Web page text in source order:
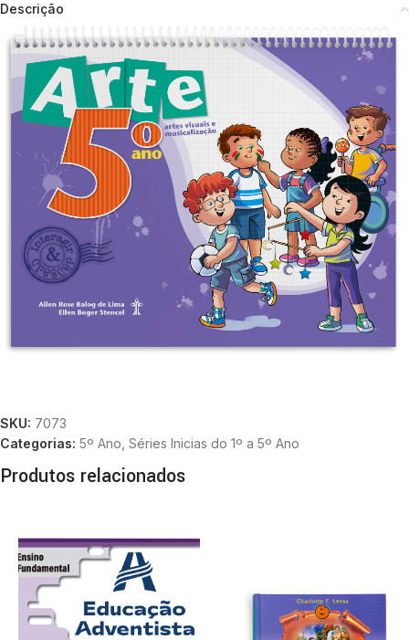
Descrição
SKU: 7073
Categorias: 5º Ano, Séries Inicias do 1º a 5º Ano
Produtos relacionados